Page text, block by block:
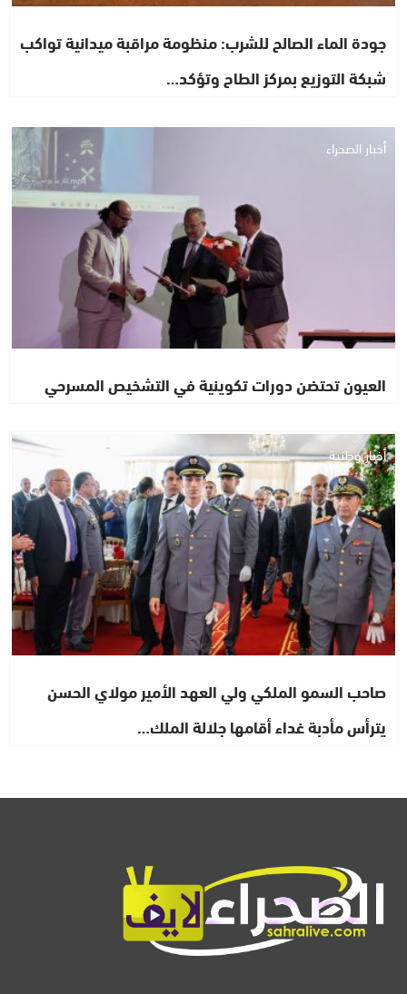
جودة الماء الصالح للشرب: منظومة مراقبة ميدانية تواكب
شبكة التوزيع بمركز الطاح وتؤكد…
أخبار الصحراء
العيون تحتضن دورات تكوينية في التشخيص المسرحي
أخبار وطنية
صاحب السمو الملكي ولي العهد الأمير مولاي الحسن
يترأس مأدبة غداء أقامها جلالة الملك…